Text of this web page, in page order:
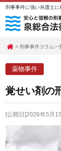
刑事事件に強い弁護士
刑事事件コラム一
薬物事件
覚せい剤の
[公開日]2026年5月